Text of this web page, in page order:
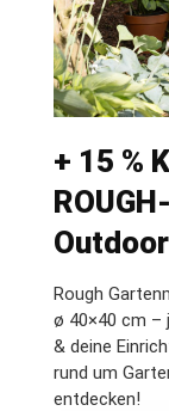
+ 15 %
Rough
ø 40×40 cm –
& deine
rund um
entdecken!